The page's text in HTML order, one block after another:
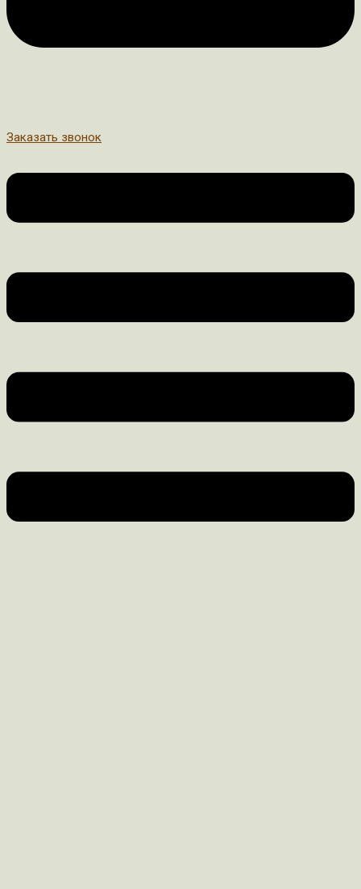
Заказать звонок